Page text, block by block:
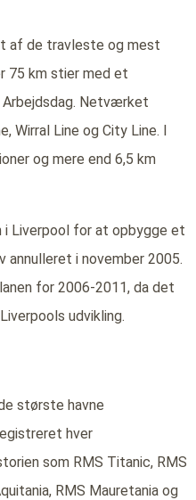
af de travleste og mest
75 km stier med et
Arbejdsdag. Netværket
Wirral Line og City Line. I
og mere end 6,5 km
i Liverpool for at opbygge et
i november 2005.
for 2006-2011, da det
udvikling.
største havne
hver
som RMS Titanic, RMS
RMS Mauretania og